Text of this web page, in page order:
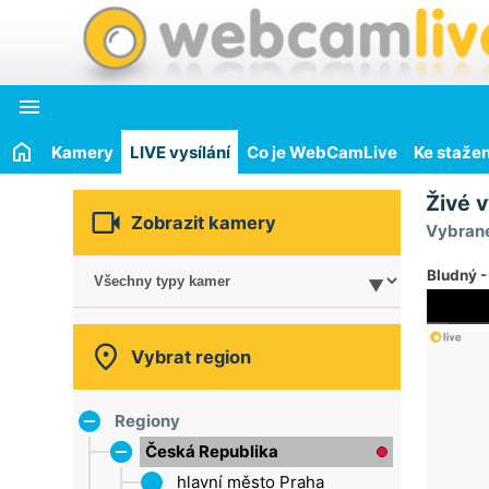

Kamery LIVE vysílání Co je WebCamLive Ke
 Zobrazit kamery
 Vybrat region
Regiony
Česká Republika
hlavní město Praha
Živé
Bludný